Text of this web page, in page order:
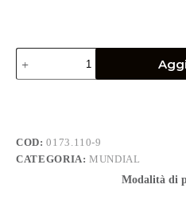
GIRAVITE
CROCE
PZ
COD:0173.110-9
CATEGORIA:MUNDIAL
Modalità di